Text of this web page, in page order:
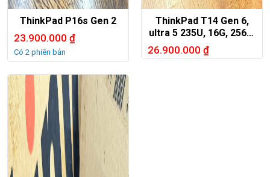
ThinkPad P16s Gen 2
23.900.000 ₫
Có 2 phiên bản
ThinkPad T14 Gen 6,
ultra 5 235U, 16G, 256G,
14in FHD+
26.900.000 ₫